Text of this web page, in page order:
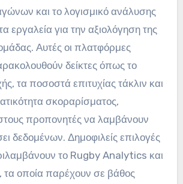
και το λογισμικό ανάλυσης
εργαλεία για την αξιολόγηση της
Αυτές οι πλατφόρμες
δείκτες όπως το
τα ποσοστά επιτυχίας τάκλιν και
σκοραρίσματος,
προπονητές να λαμβάνουν
δεδομένων. Δημοφιλείς επιλογές
το Rugby Analytics και
οποία παρέχουν σε βάθος